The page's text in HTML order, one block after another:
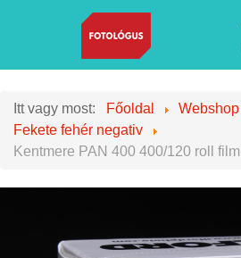
Itt vagy most: Főoldal Webshop
Fekete fehér negativ
Kentmere PAN 400 400/120 roll film